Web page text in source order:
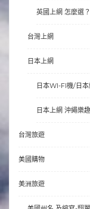
英國上網 怎麼選
台灣上網
日本上網
日本WI-FI機/日
日本上網 沖繩樂
台灣旅遊
美國購物
美洲旅遊